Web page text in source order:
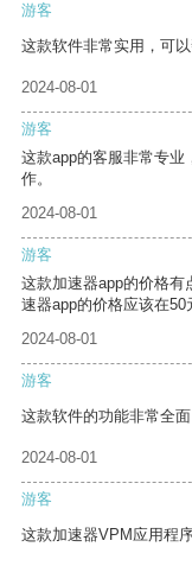
游客
这款软件非常实用，可
2024-08-01
游客
这款app的客服非常专业
作。
2024-08-01
游客
这款加速器app的价格有
速器app的价格应该在50
2024-08-01
游客
这款软件的功能非常全
2024-08-01
游客
这款加速器VPM应用程